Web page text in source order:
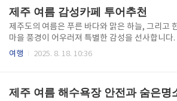
바퀴 둘러싸는 해안도로..
그리고 정상에서 내려다보는 탁 트인 풍경이 매력
니다. 하지만 여름에는 무더위와 강한 자외선이
므로 안전한 트레킹을 위해 준비와 정보가 필수적
다. 본 글에서는 여름 제주에서 오름 트레킹을 즐길
필요한 주의사항과 추천 코스를 소개하며, 여행자
전역에 약 360여 개가 ..
제주 여름 감성카페 투어추천
제주도의 여름은 푸른 바다와 맑은 하늘, 그리고
마을 풍경이 어우러져 특별한 감성을 선사합니다.
한 계절적 분위기를 제대로 즐기기 위해 많은 여행
활용한 음료와 디저트를 맛볼 수 있는 문화 공간으
여행 2025. 8. 18. 10:36
제주 여름 해수욕장 안전과 숨은명